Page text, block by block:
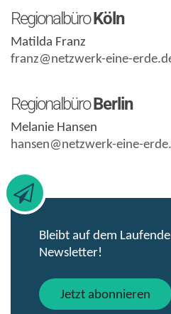
RegionalbüroKöln
Matilda Franz
franz@netzwerk-eine-
RegionalbüroBerlin
Melanie Hansen
hansen@netzwerk-eine-
Bleibt auf dem
Newsletter!
Jetzt abonnieren